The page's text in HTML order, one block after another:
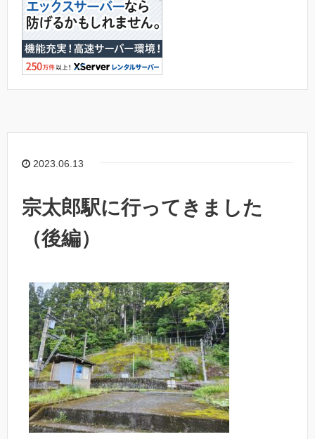
2023.06.13
宗太郎駅に行ってきました
（後編）